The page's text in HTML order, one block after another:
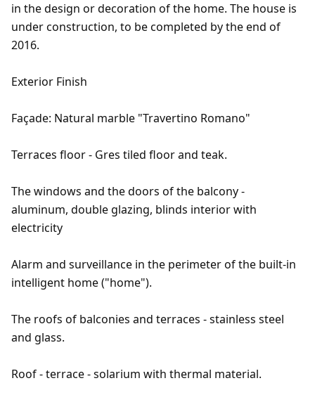
in the design or decoration of the home. The house is
under construction, to be completed by the end of
2016.
Exterior Finish
Façade: Natural marble "Travertino Romano"
Terraces floor - Gres tiled floor and teak.
The windows and the doors of the balcony -
aluminum, double glazing, blinds interior with
electricity
Alarm and surveillance in the perimeter of the built-in
intelligent home ("home").
The roofs of balconies and terraces - stainless steel
and glass.
Roof - terrace - solarium with thermal material.